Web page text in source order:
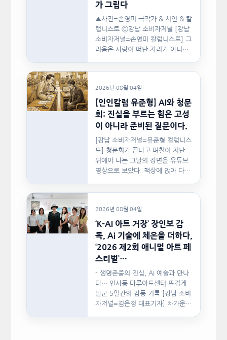
가 그립다
▲사진=손영미 극작가 & 시인 & 칼
럼니스트 ⓒ강남 소비자저널 [강남
소비자저널=손영미 칼럼니스트] 그
리움은 사랑이 떠난 자리가 아니라,
2026년 08월 04일
[인인칼럼 유준형] AI와 청문
회: 진실을 부르는 힘은 고성
이 아니라 준비된 질문이다.
[강남 소비자저널=유준형 컬럼니스
트] 청문회가 끝나고 며칠이 지난
뒤에야 나는 그날의 장면을 유튜브
영상으로 보았다. 책상에 앉아 다른
2026년 08월 04일
‘K-AI 아트 거장’ 장인보 감
독, Ai 기술에 체온을 더하다,
‘2026 제2회 애니멀 아트 페
스티벌’…
- 생명존중의 진심, AI 예술과 만나
다… 인사동 마루아트센터 뜨겁게
달군 5일간의 감동 기록 [강남 소비
자저널=김은정 대표기자] 차가운